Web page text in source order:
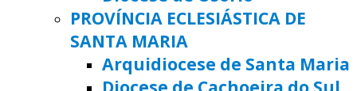
PROVÍNCIA ECLESIÁSTICA DE
SANTA MARIA
Arquidiocese de Santa Maria